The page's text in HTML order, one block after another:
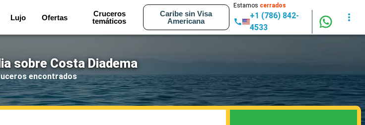
Lujo Ofertas
Cruceros
temáticos
Caribe sin Visa
Americana
Estamos cerrados
+1 (786) 842-
4533
sobre Costa Diadema
encontrados